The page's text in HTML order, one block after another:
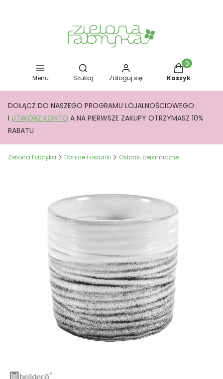
Menu
Otwórz wyszukiwarkę
Szukaj Zaloguj się
Produkty w
Koszyk
DOŁĄCZ DO NASZEGO PROGRAMU LOJALNOŚCIOWEGO
I UTWÓRZ KONTO A NA PIERWSZE ZAKUPY OTRZYMASZ 10%
RABATU
Zielona Fabryka Donice i osłonki Osłonki ceramiczne